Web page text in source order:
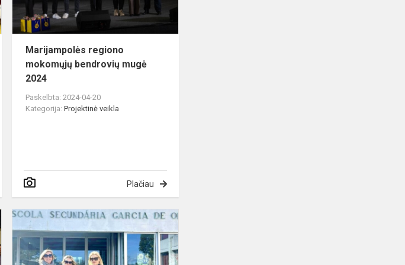
ir
Vokiet...
Marijampolės regiono
mokomųjų bendrovių mugė
2024
Paskelbta: 2024-04-20
Kategorija:Projektinė veikla
Plačiau
Gimnazijoje
–
svečiai
iš
Darbo
stebėjimo
vizitas
Portugalijoje,